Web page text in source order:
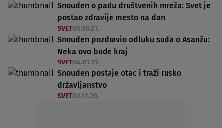
Snouden o padu društvenih mreža: Svet je
postao zdravije mesto na dan
SVET05.10.21.
Snouden pozdravio odluku suda o Asanžu:
Neka ovo bude kraj
SVET04.01.21.
Snouden postaje otac i traži rusko
državljanstvo
SVET02.11.20.